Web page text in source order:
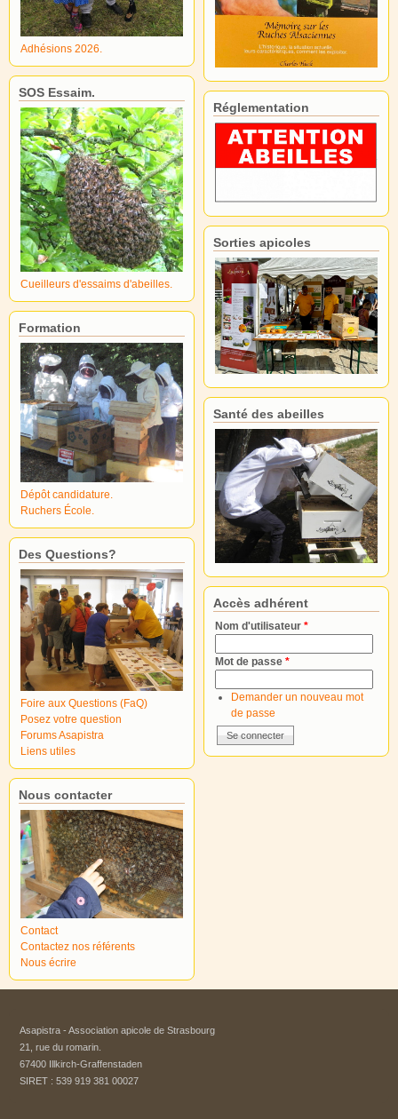
Adhésions 2026.
SOS Essaim.
Cueilleurs d'essaims d'abeilles.
Formation
Dépôt candidature.
Ruchers École.
Des Questions?
Foire aux Questions (FaQ)
Posez votre question
Forums Asapistra
Liens utiles
Nous contacter
Contact
Contactez nos référents
Nous écrire
Réglementation
Sorties apicoles
Santé des abeilles
Accès adhérent
Nom d'utilisateur *
Mot de passe *
Demander un nouveau mot
de passe
Asapistra - Association apicole de Strasbourg​
21, rue du romarin.
67400 Illkirch-Graffenstaden
SIRET : 539 919 381 00027